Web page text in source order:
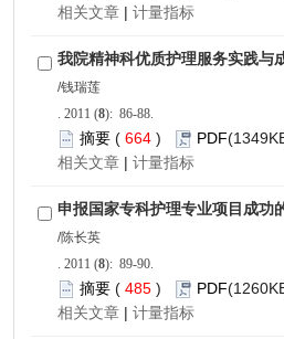
|
): 86-88.
664 )
|
): 89-90.
485 )
|